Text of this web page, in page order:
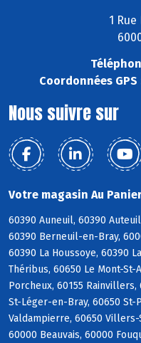
1
Coordonnées GPS
Nous suivre sur
Votre magasin Au
60390 Auneuil, 60390
60390 Berneuil-en-Bray,
60390 La Houssoye, 60390
Théribus, 60650 Le Mont-St-
Porcheux, 60155
St-Léger-en-Bray, 60650 St-
Valdampierre, 60650
60000 Beauvais, 60000